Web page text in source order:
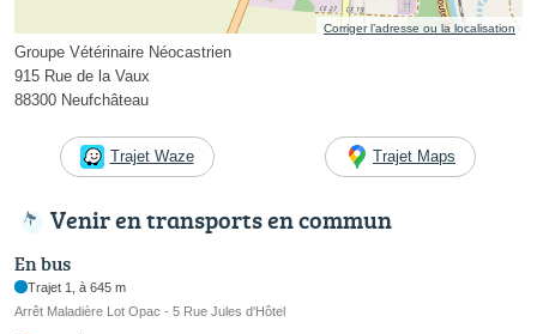
Corriger l’adresse ou la localisation
Groupe Vétérinaire Néocastrien
915 Rue de la Vaux
88300 Neufchâteau
Trajet Waze Trajet Maps
Venir en transports en commun
En bus
Trajet 1, à 645 m
Arrêt Maladière Lot Opac - 5 Rue Jules d'Hôtel